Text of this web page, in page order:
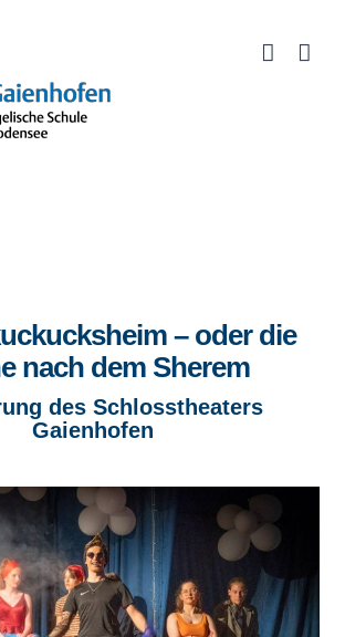
– oder die
nach dem Sherem
des Schlosstheaters
Gaienhofen